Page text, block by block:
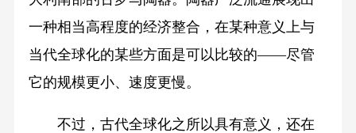
一种相当高程度的经济整合，在某种意义上与
当代全球化的某些方面是可以比较的——尽管
它的规模更小、速度更慢。
不过，古代全球化之所以具有意义，还在